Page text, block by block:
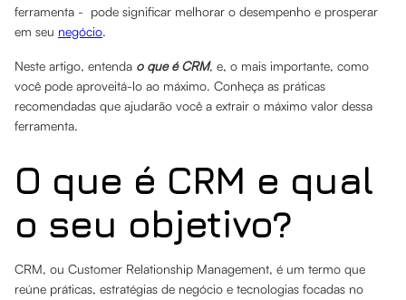
ferramenta - pode significar melhorar o desempenho e prosperar
em seu negócio.
Neste artigo, entenda o que é CRM, e, o mais importante, como
você pode aproveitá-lo ao máximo. Conheça as práticas
recomendadas que ajudarão você a extrair o máximo valor dessa
ferramenta.
O que é CRM e qual
o seu objetivo?
CRM, ou Customer Relationship Management, é um termo que
reúne práticas, estratégias de negócio e tecnologias focadas no